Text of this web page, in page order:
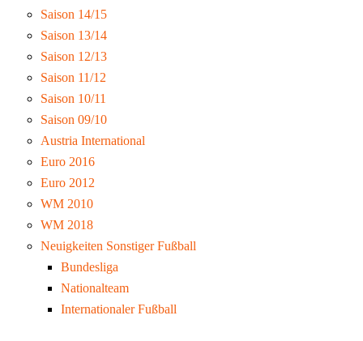
Saison 14/15
Saison 13/14
Saison 12/13
Saison 11/12
Saison 10/11
Saison 09/10
Austria International
Euro 2016
Euro 2012
WM 2010
WM 2018
Neuigkeiten Sonstiger Fußball
Bundesliga
Nationalteam
Internationaler Fußball